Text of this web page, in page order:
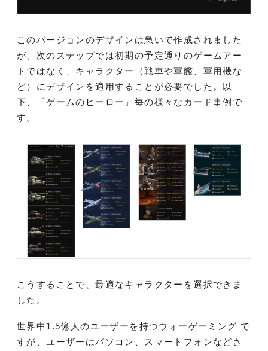
このバージョンのデザインは急いで作成されました
が、次のステップでは初期の予定通りのゲームアー
トではなく、キャラクター（戦車や軍艦、軍用機な
ど）にデザインを適用することが必要でした。以
下、「ゲームのヒーロー」毎の様々なカード事例で
す。
こうすることで、最適なキャラクターを選択できま
した。
世界中1.5億人のユーザーを持つウォーゲーミング で
すが、ユーザーはパソコン、スマートフォンなどさ